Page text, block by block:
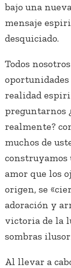
bajo una
mensaje
desquiciado.
Todos
realidad
preguntarnos
realmente?
muchos de
construyamos
amor que los
origen, se
adoración y
victoria de la
sombras
Al llevar a